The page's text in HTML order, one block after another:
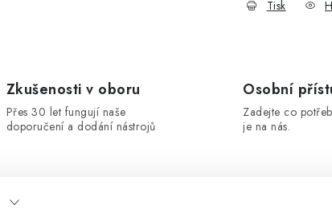
Tisk
Zkušenosti v oboru
Přes 30 let fungují naše
doporučení a dodání nástrojů
Osobní
Zadejte co
je na nás.